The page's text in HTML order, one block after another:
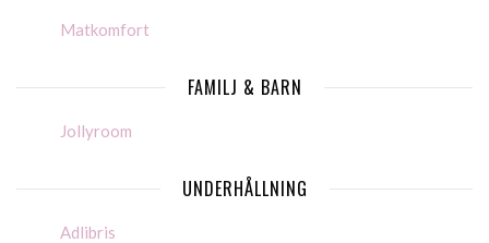
Matkomfort
FAMILJ & BARN
Jollyroom
UNDERHÅLLNING
Adlibris